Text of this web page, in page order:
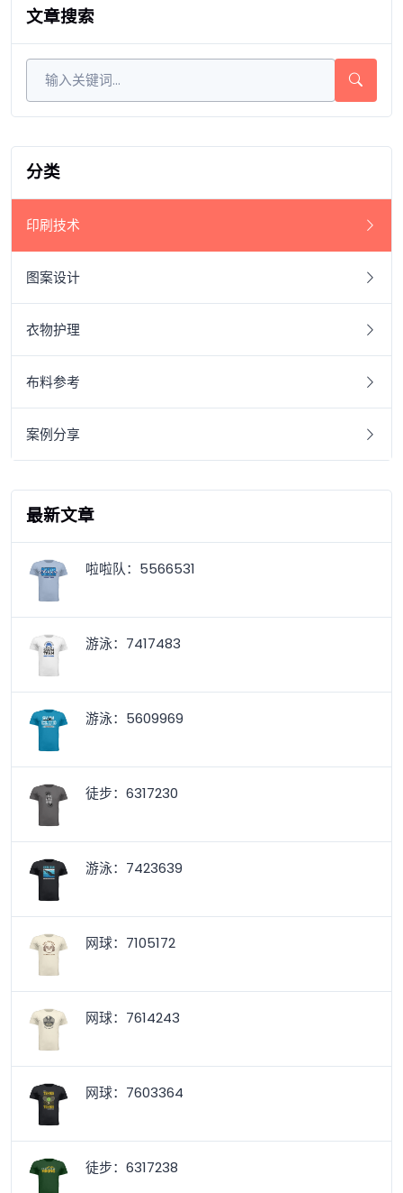
文章搜索
分类
印刷技术
图案设计
衣物护理
布料参考
案例分享
最新文章
啦啦队：5566531
游泳：7417483
游泳：5609969
徒步：6317230
游泳：7423639
网球：7105172
网球：7614243
网球：7603364
徒步：6317238